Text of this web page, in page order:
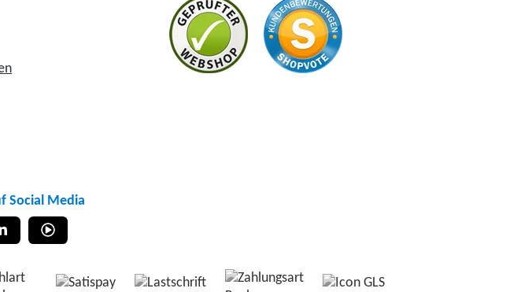
Social Media